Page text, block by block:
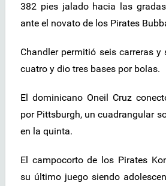
382 pies jalado hacia las
ante el novato de los Pirates
Chandler permitió seis carreras y
cuatro y dio tres bases por bolas.
El dominicano Oneil Cruz
por Pittsburgh, un cuadrangular
en la quinta.
El campocorto de los Pirates
su último juego siendo